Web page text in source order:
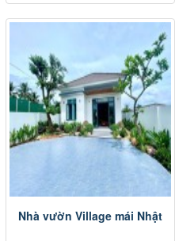
Nhà vườn Village mái Nhật